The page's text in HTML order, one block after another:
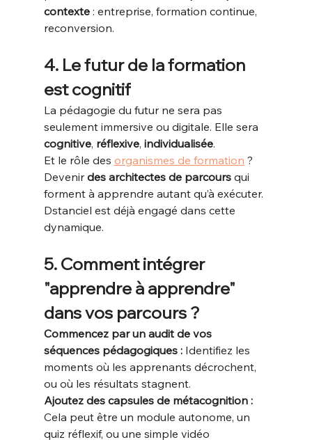
contexte : entreprise, formation continue,
reconversion.
4. Le futur de la formation
est cognitif
La pédagogie du futur ne sera pas
seulement immersive ou digitale. Elle sera
cognitive, réflexive, individualisée.
Et le rôle des organismes de formation ?
Devenir des architectes de parcours qui
forment à apprendre autant qu’à exécuter.
Dstanciel est déjà engagé dans cette
dynamique.
5. Comment intégrer
"apprendre à apprendre"
dans vos parcours ?
Commencez par un audit de vos
séquences pédagogiques : Identifiez les
moments où les apprenants décrochent,
ou où les résultats stagnent.
Ajoutez des capsules de métacognition :
Cela peut être un module autonome, un
quiz réflexif, ou une simple vidéo